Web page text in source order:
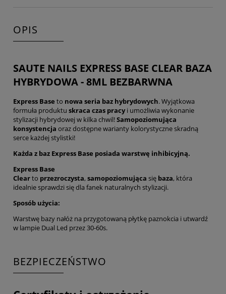
OPIS
SAUTE NAILS EXPRESS BASE CLEAR BAZA
HYBRYDOWA - 8ML BEZBARWNA
Express Base to nowa seria baz hybrydowych. Wyjątkowa
formuła produktu skraca czas pracyi umożliwia wykonanie
stylizacji hybrydowej w kilka chwil!Samopoziomująca
konsystencja oraz dostępne warianty kolorystyczne skradną
serce każdej stylistki!
Każda z baz Express Base posiada warstwę inhibicyjną.
Express Base
Clearto przezroczysta, samopoziomująca się baza, która
idealnie sprawdzi się dla fanek naturalnych stylizacji.
Sposób użycia:
Warstwę bazy nałóż na przygotowaną płytkę paznokcia i utwardź
w lampie Dual Led przez 30-60s.
BEZPIECZEŃSTWO